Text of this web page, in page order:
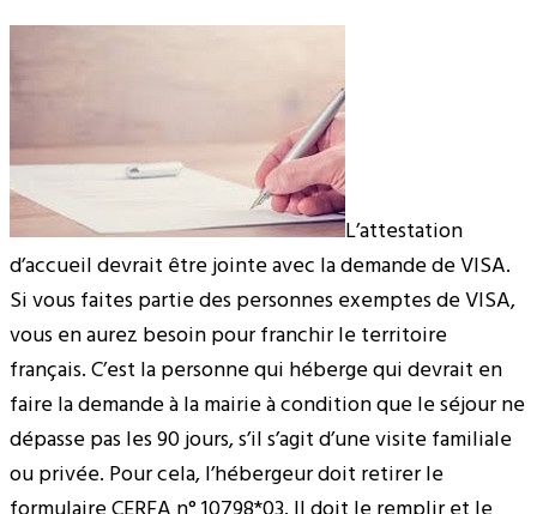
L’attestation
d’accueil devrait être jointe avec la demande de VISA.
Si vous faites partie des personnes exemptes de VISA,
vous en aurez besoin pour franchir le territoire
français. C’est la personne qui héberge qui devrait en
faire la demande à la mairie à condition que le séjour ne
dépasse pas les 90 jours, s’il s’agit d’une visite familiale
ou privée. Pour cela, l’hébergeur doit retirer le